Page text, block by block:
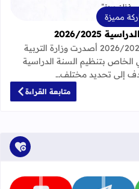
مميزة
2026/2025
مقرر تنظيم السنة الدراسية 2026/2025 أصدرت وزارة التربية
الخاص بتنظيم السنة الدراسية
متابعة القراءة